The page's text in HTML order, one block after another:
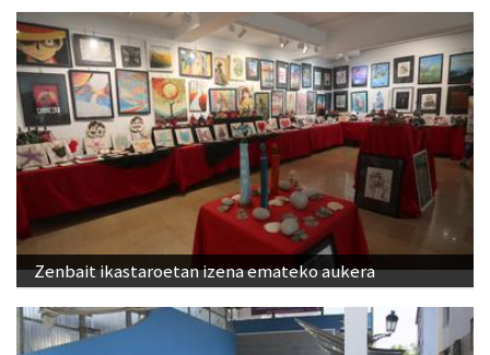
Zenbait ikastaroetan izena emateko aukera